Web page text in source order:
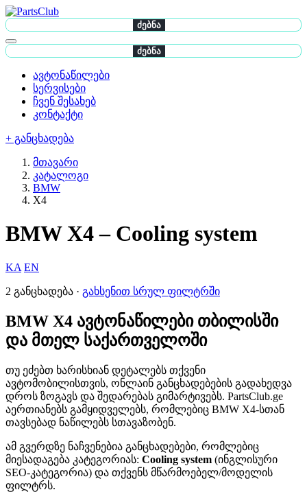
ძებნა
ძებნა
ავტონაწილები
სერვისები
ჩვენ შესახებ
კონტაქტი
+ განცხადება
მთავარი
კატალოგი
BMW
X4
BMW X4 – Cooling system
KA EN
2 განცხადება · გახსენით სრულ ფილტრში
BMW X4 ავტონაწილები თბილისში
და მთელ საქართველოში
თუ ეძებთ ხარისხიან დეტალებს თქვენი
ავტომობილისთვის, ონლაინ განცხადებების გადახედვა
დროს ზოგავს და შედარებას გიმარტივებს. PartsClub.ge
აერთიანებს გამყიდველებს, რომლებიც BMW X4-სთან
თავსებად ნაწილებს სთავაზობენ.
ამ გვერდზე ნაჩვენებია განცხადებები, რომლებიც
მიესადაგება კატეგორიას: Cooling system (ინგლისური
SEO-კატეგორია) და თქვენს მწარმოებელ/მოდელის
ფილტრს.